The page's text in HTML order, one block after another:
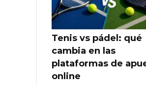
Tenis vs pádel: qué
cambia en las
plataformas de
online